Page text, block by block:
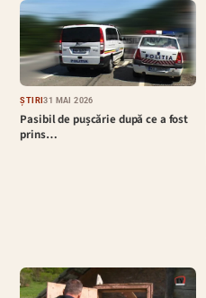
ȘTIRI31 MAI 2026
Pasibil de pușcărie după ce a fost
prins…